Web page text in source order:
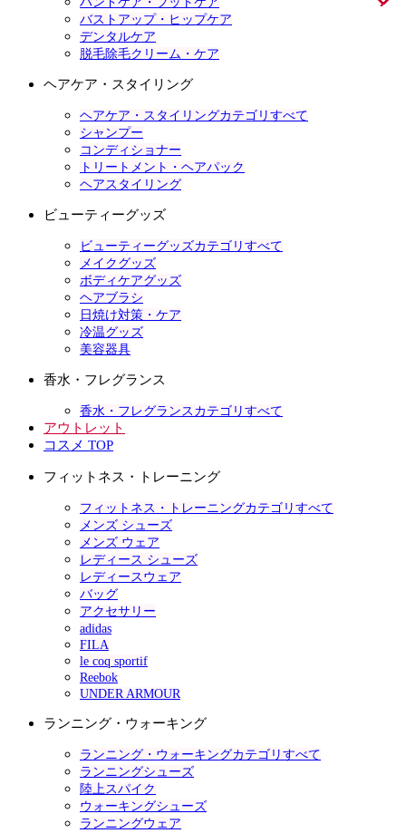
バストアップ・ヒップケア
デンタルケア
脱毛除毛クリーム・ケア
ヘアケア・スタイリング
ヘアケア・スタイリングカテゴリすべて
シャンプー
コンディショナー
トリートメント・ヘアパック
ヘアスタイリング
ビューティーグッズ
ビューティーグッズカテゴリすべて
メイクグッズ
ボディケアグッズ
ヘアブラシ
日焼け対策・ケア
冷温グッズ
美容器具
香水・フレグランス
香水・フレグランスカテゴリすべて
アウトレット
コスメ TOP
フィットネス・トレーニング
フィットネス・トレーニングカテゴリすべて
メンズ シューズ
メンズ ウェア
レディース シューズ
レディースウェア
バッグ
アクセサリー
adidas
FILA
le coq sportif
Reebok
UNDER ARMOUR
ランニング・ウォーキング
ランニング・ウォーキングカテゴリすべて
ランニングシューズ
陸上スパイク
ウォーキングシューズ
ランニングウェア